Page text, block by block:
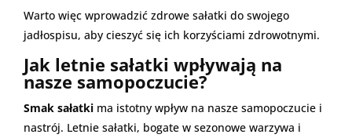
Warto więc wprowadzić zdrowe sałatki do swojego
jadłospisu, aby cieszyć się ich korzyściami zdrowotnymi.
Jak letnie sałatki wpływają na
nasze samopoczucie?
Smak sałatki ma istotny wpływ na nasze samopoczucie i
nastrój. Letnie sałatki, bogate w sezonowe warzywa i